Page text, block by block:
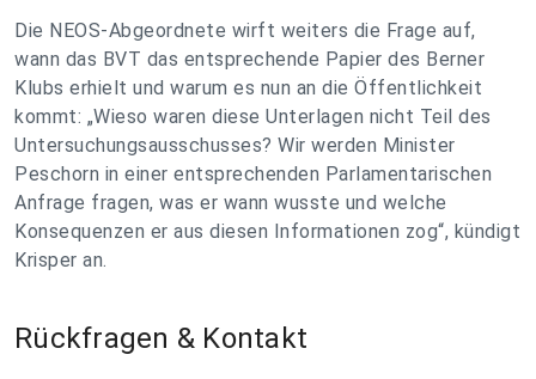
Die NEOS-Abgeordnete wirft weiters die Frage auf,
wann das BVT das entsprechende Papier des Berner
Klubs erhielt und warum es nun an die Öffentlichkeit
kommt: „Wieso waren diese Unterlagen nicht Teil des
Untersuchungsausschusses? Wir werden Minister
Peschorn in einer entsprechenden Parlamentarischen
Anfrage fragen, was er wann wusste und welche
Konsequenzen er aus diesen Informationen zog“, kündigt
Krisper an.
Rückfragen & Kontakt